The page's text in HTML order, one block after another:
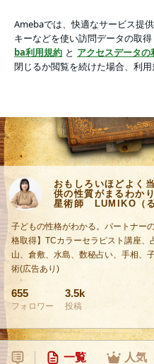
質がまるわかり！☆岡山倉
IKO（るみこ）
アプリをダウンロードして ブ
ょう。
おもしろいほどよく
供の性質がまるわか
星術師 LUMIKO（る
子どもの性格がわかる。パートナー
格取得】TCカラーセラピスト講座、
山、倉敷、水島、数秘占い、手相、
術(広告あり)
655
フォロワー
3.5k
投稿
一覧 人気